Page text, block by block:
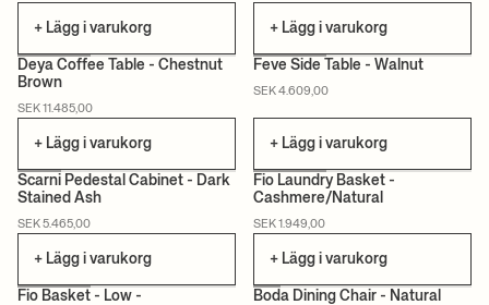
+ Lägg i varukorg + Lägg i varukorg
Deya Coffee Table - Chestnut
Brown
SEK 11.485,00
+ Lägg i varukorg
Feve Side Table - Walnut
SEK 4.609,00
+ Lägg i varukorg
CERTIFIERAD
Scarni Pedestal Cabinet - Dark
Stained Ash
SEK 5.465,00
+ Lägg i varukorg
Fio Laundry Basket -
Cashmere/Natural
SEK 1.949,00
+ Lägg i varukorg
Fio Basket - Low -
Boda Dining Chair - Natural